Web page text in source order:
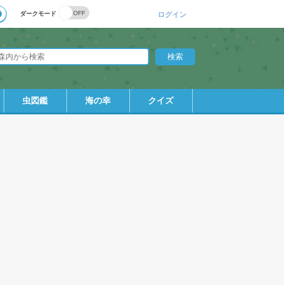
ダークモード ログイン
虫図鑑 海の幸 クイズ